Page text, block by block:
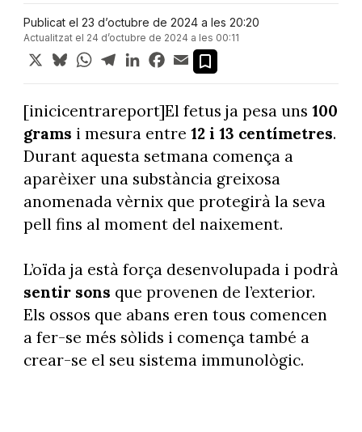
Publicat el 23 d’octubre de 2024 a les 20:20
Actualitzat el 24 d’octubre de 2024 a les 00:11
X BlueskyWhatsApp
TelegramLinkedInFacebook
Email
[inicicentrareport]El fetus ja pesa uns 100
grams i mesura entre 12 i 13 centímetres.
Durant aquesta setmana comença a
aparèixer una substància greixosa
anomenada vèrnix que protegirà la seva
pell fins al moment del naixement.
L’oïda ja està força desenvolupada i podrà
sentir sons que provenen de l’exterior.
Els ossos que abans eren tous comencen
a fer-se més sòlids i comença també a
crear-se el seu sistema immunològic.